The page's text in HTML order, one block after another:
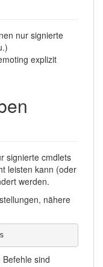
nur signierte
explizit
signierte cmdlets
leisten kann (oder
werden.
nähere
sind